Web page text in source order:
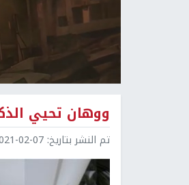
ووهان تحيي
تم النشر بتاريخ: 02-07 08:58